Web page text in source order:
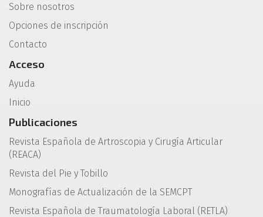
Sobre nosotros
Opciones de inscripción
Contacto
Acceso
Ayuda
Inicio
Publicaciones
Revista Española de Artroscopia y Cirugía Articular
(REACA)
Revista del Pie y Tobillo
Monografías de Actualización de la SEMCPT
Revista Española de Traumatología Laboral (RETLA)